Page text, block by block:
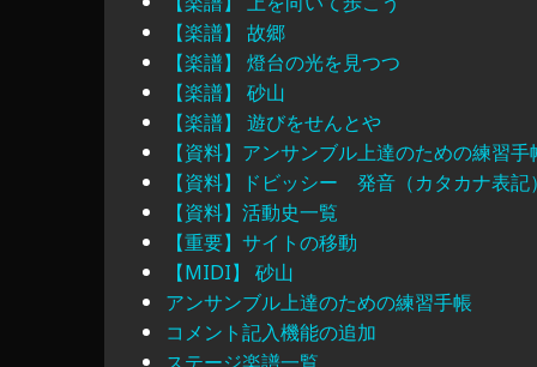
【楽譜】 故郷
【楽譜】 燈台の光を見つつ
【楽譜】 砂山
【楽譜】 遊びをせんとや
【資料】アンサンブル上達のための練習
【資料】ドビッシー 発音（カタカナ表記
【資料】活動史一覧
【重要】サイトの移動
【MIDI】 砂山
アンサンブル上達のための練習手帳
コメント記入機能の追加